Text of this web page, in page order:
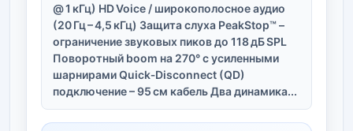
@ 1 кГц) HD Voice / широкополосное аудио
(20 Гц – 4,5 кГц) Защита слуха PeakStop™ –
ограничение звуковых пиков до 118 дБ SPL
Поворотный boom на 270° с усиленными
шарнирами Quick‑Disconnect (QD)
подключение – 95 см кабель Два динамика...